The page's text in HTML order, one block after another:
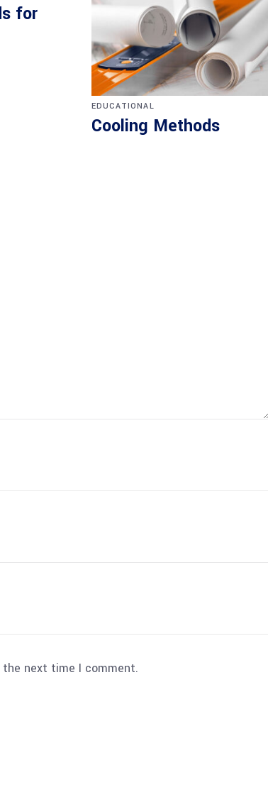
for
EDUCATIONAL
Cooling Methods
the next time I comment.